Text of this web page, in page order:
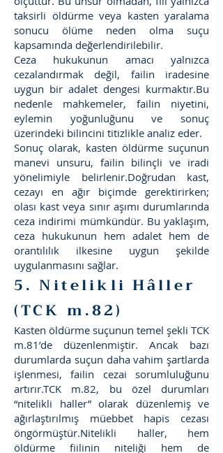
taksirli öldürme veya kasten yaralama
sonucu ölüme neden olma suçu
kapsamında değerlendirilebilir.
Ceza hukukunun amacı yalnızca
cezalandırmak değil, failin iradesine
uygun bir adalet dengesi kurmaktır.Bu
nedenle mahkemeler, failin niyetini,
eylemin yoğunluğunu ve sonuç
üzerindeki bilincini titizlikle analiz eder.
Sonuç olarak, kasten öldürme suçunun
manevi unsuru, failin bilinçli ve iradi
yönelimiyle belirlenir.Doğrudan kast,
cezayı en ağır biçimde gerektirirken;
olası kast veya sınır aşımı durumlarında
ceza indirimi mümkündür. Bu yaklaşım,
ceza hukukunun hem adalet hem de
orantılılık ilkesine uygun şekilde
uygulanmasını sağlar.
5. Nitelikli Hâller
(TCK m.82)
Kasten öldürme suçunun temel şekli TCK
m.81’de düzenlenmiştir. Ancak bazı
durumlarda suçun daha vahim şartlarda
işlenmesi, failin cezai sorumluluğunu
artırır.TCK m.82, bu özel durumları
“nitelikli haller” olarak düzenlemiş ve
ağırlaştırılmış müebbet hapis cezası
öngörmüştür.Nitelikli haller, hem
öldürme fiilinin niteliği hem de